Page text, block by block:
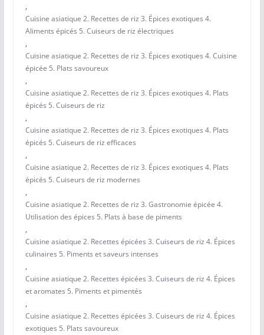
,
Cuisine asiatique 2. Recettes de riz 3. Épices exotiques 4.
Aliments épicés 5. Cuiseurs de riz électriques
,
Cuisine asiatique 2. Recettes de riz 3. Épices exotiques 4. Cuisine
épicée 5. Plats savoureux
,
Cuisine asiatique 2. Recettes de riz 3. Épices exotiques 4. Plats
épicés 5. Cuiseurs de riz
,
Cuisine asiatique 2. Recettes de riz 3. Épices exotiques 4. Plats
épicés 5. Cuiseurs de riz efficaces
,
Cuisine asiatique 2. Recettes de riz 3. Épices exotiques 4. Plats
épicés 5. Cuiseurs de riz modernes
,
Cuisine asiatique 2. Recettes de riz 3. Gastronomie épicée 4.
Utilisation des épices 5. Plats à base de piments
,
Cuisine asiatique 2. Recettes épicées 3. Cuiseurs de riz 4. Épices
culinaires 5. Piments et saveurs intenses
,
Cuisine asiatique 2. Recettes épicées 3. Cuiseurs de riz 4. Épices
et aromates 5. Piments et pimentés
,
Cuisine asiatique 2. Recettes épicées 3. Cuiseurs de riz 4. Épices
exotiques 5. Plats savoureux